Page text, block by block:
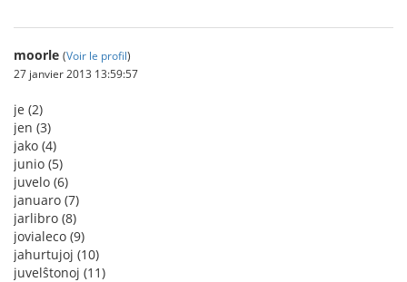
moorle (Voir le profil)
27 janvier 2013 13:59:57
je (2)
jen (3)
jako (4)
junio (5)
juvelo (6)
januaro (7)
jarlibro (8)
jovialeco (9)
jahurtujoj (10)
juvelŝtonoj (11)